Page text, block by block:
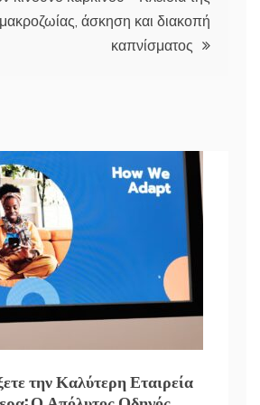
μακροζωίας, άσκηση και διακοπή
καπνίσματος
την Καλύτερη Εταιρεία